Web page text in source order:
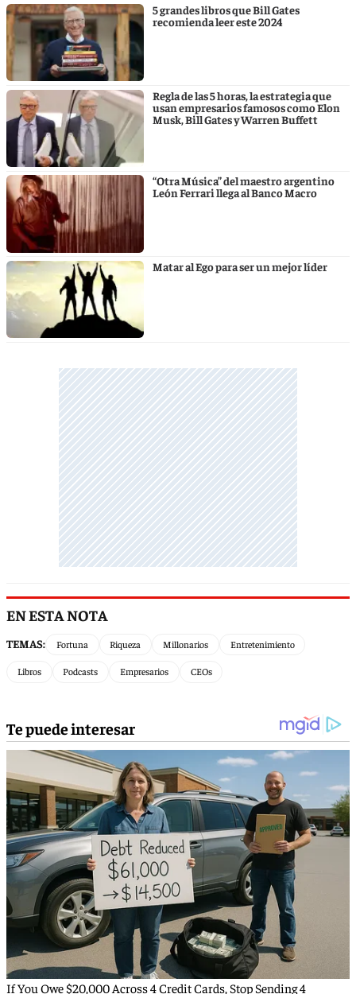
5 grandes libros que Bill Gates
recomienda leer este 2024
Regla de las 5 horas, la estrategia que
usan empresarios famosos como Elon
Musk, Bill Gates y Warren Buffett
“Otra Música” del maestro argentino
León Ferrari llega al Banco Macro
Matar al Ego para ser un mejor líder
EN ESTA NOTA
TEMAS: Fortuna Riqueza Millonarios Entretenimiento
Libros Podcasts Empresarios CEOs